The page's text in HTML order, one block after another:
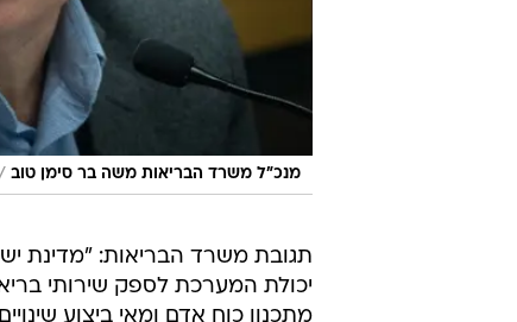
מנכ"ל משרד הבריאות משה בר סימן טוב
תגובת משרד הבריאות: "מדינת
יכולת המערכת לספק שירותי
מתכנון כוח אדם ומאי ביצוע